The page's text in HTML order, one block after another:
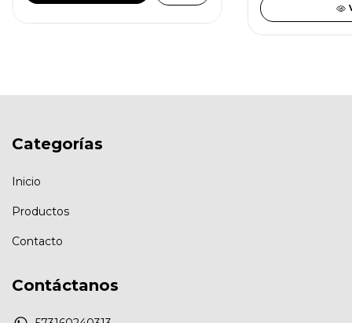
Categorías
Inicio
Productos
Contacto
Contáctanos